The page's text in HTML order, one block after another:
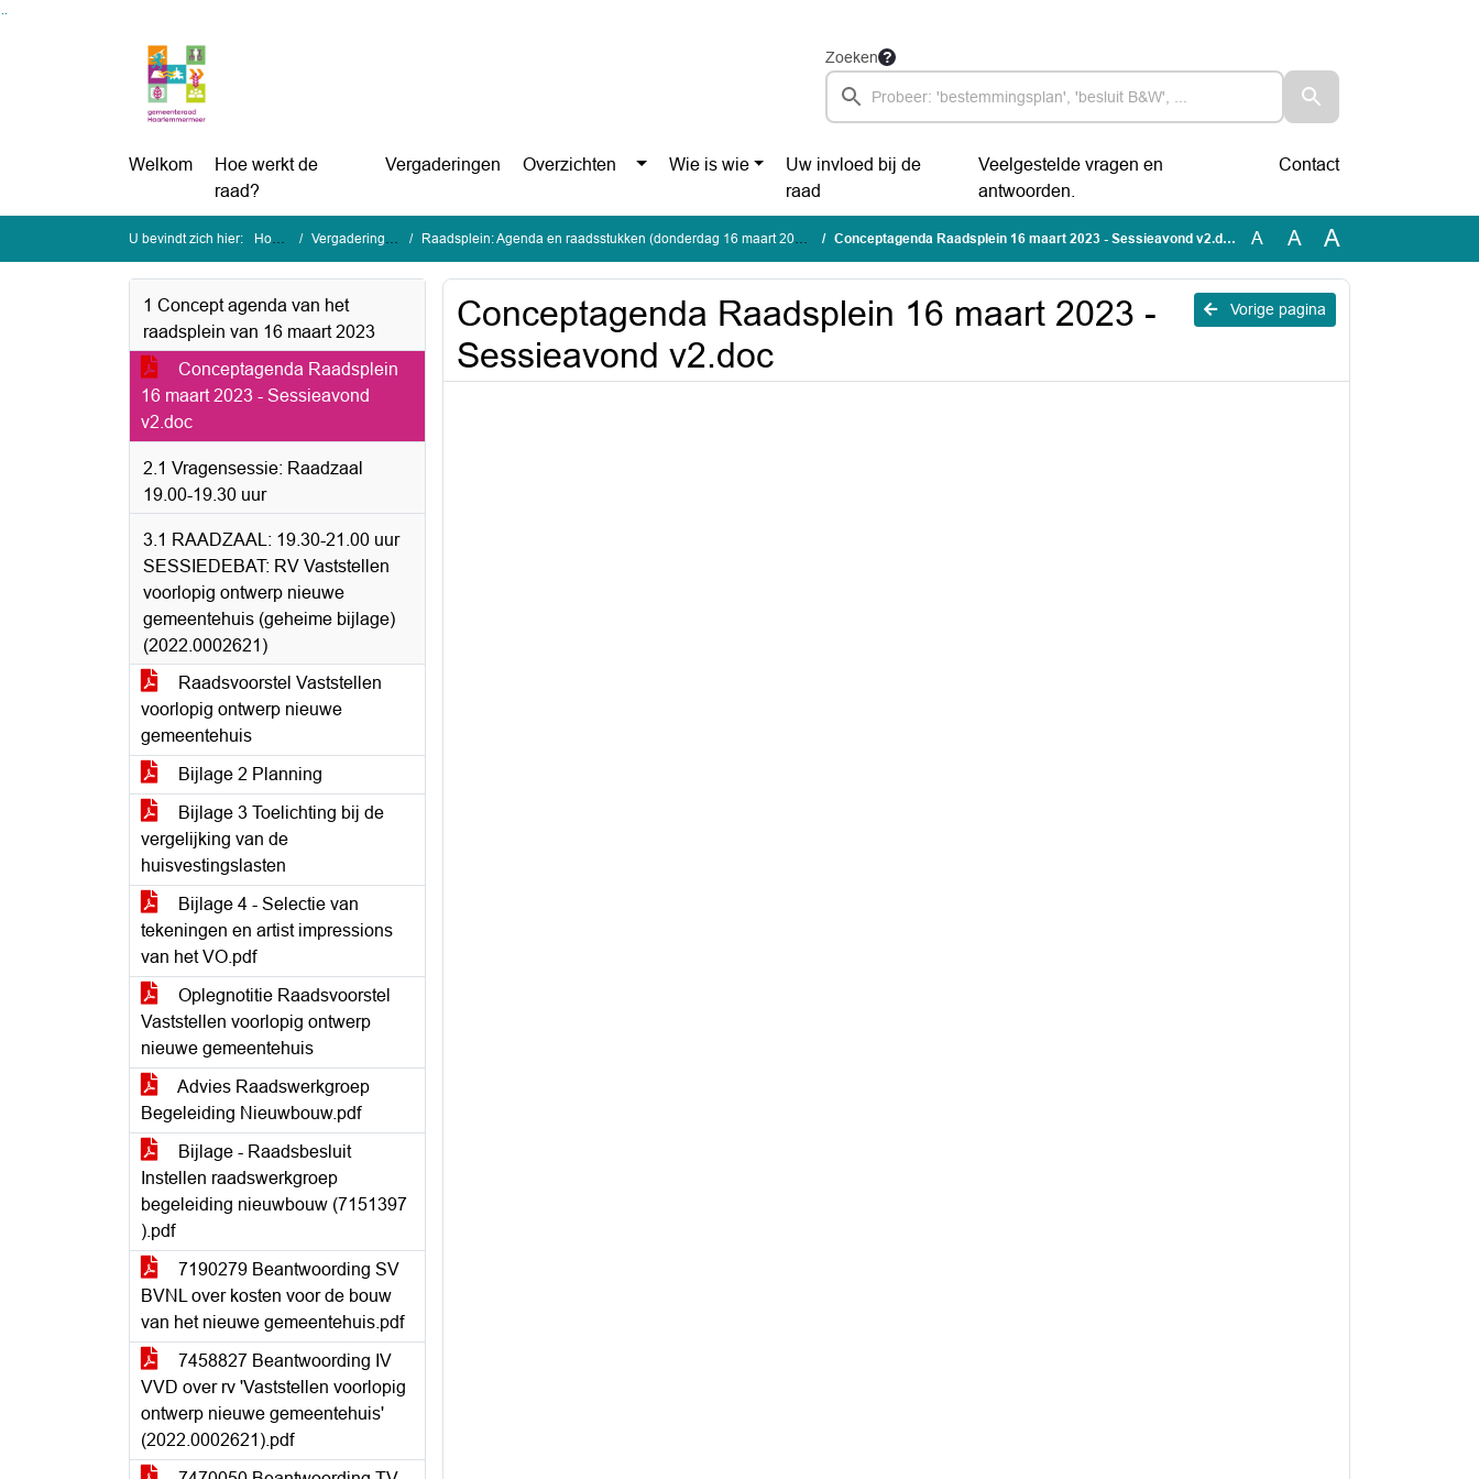
Zoeken
Welkom
Hoe werkt de
raad?
Vergaderingen Overzichten Wie is wie
Uw invloed bij de
raad
Veelgestelde vragen en
antwoorden.
Contact
U bevindt zich hier: Home Vergaderingen Raadsplein: Agenda en raadsstukken (donderdag 16 maart 2023) Conceptagenda Raadsplein 16 maart 2023 - Sessieavond v2.doc A A A
1 Concept agenda van het
raadsplein van 16 maart 2023
Conceptagenda Raadsplein
16 maart 2023 - Sessieavond
v2.doc
2.1 Vragensessie: Raadzaal
19.00-19.30 uur
3.1 RAADZAAL: 19.30-21.00 uur
SESSIEDEBAT: RV Vaststellen
voorlopig ontwerp nieuwe
gemeentehuis (geheime bijlage)
(2022.0002621)
Raadsvoorstel Vaststellen
voorlopig ontwerp nieuwe
gemeentehuis
Bijlage 2 Planning
Bijlage 3 Toelichting bij de
vergelijking van de
huisvestingslasten
Bijlage 4 - Selectie van
tekeningen en artist impressions
van het VO.pdf
Oplegnotitie Raadsvoorstel
Vaststellen voorlopig ontwerp
nieuwe gemeentehuis
Advies Raadswerkgroep
Begeleiding Nieuwbouw.pdf
Bijlage - Raadsbesluit
Instellen raadswerkgroep
begeleiding nieuwbouw (7151397
).pdf
7190279 Beantwoording SV
BVNL over kosten voor de bouw
van het nieuwe gemeentehuis.pdf
7458827 Beantwoording IV
VVD over rv 'Vaststellen voorlopig
ontwerp nieuwe gemeentehuis'
(2022.0002621).pdf
Vorige pagina
Conceptagenda Raadsplein 16 maart 2023 -
Sessieavond v2.doc